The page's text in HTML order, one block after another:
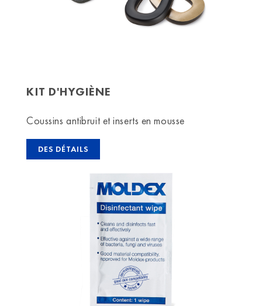
KIT D'HYGIÈNE
Coussins antibruit et inserts en mousse
DES DÉTAILS